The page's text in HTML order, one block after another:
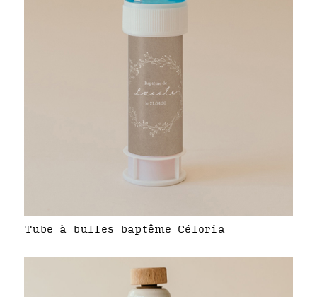
Tube à bulles baptême Céloria